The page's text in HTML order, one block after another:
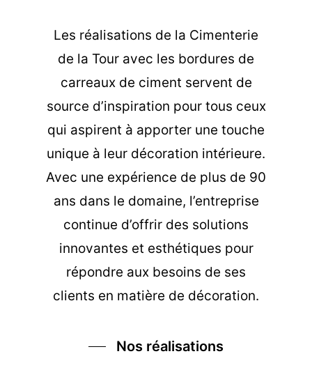
Les réalisations de la Cimenterie
de la Tour avec les bordures de
carreaux de ciment servent de
source d’inspiration pour tous ceux
qui aspirent à apporter une touche
unique à leur décoration intérieure.
Avec une expérience de plus de 90
ans dans le domaine, l’entreprise
continue d’offrir des solutions
innovantes et esthétiques pour
répondre aux besoins de ses
clients en matière de décoration.
Nos réalisations